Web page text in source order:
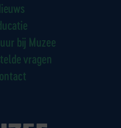
bij Muzee
vragen